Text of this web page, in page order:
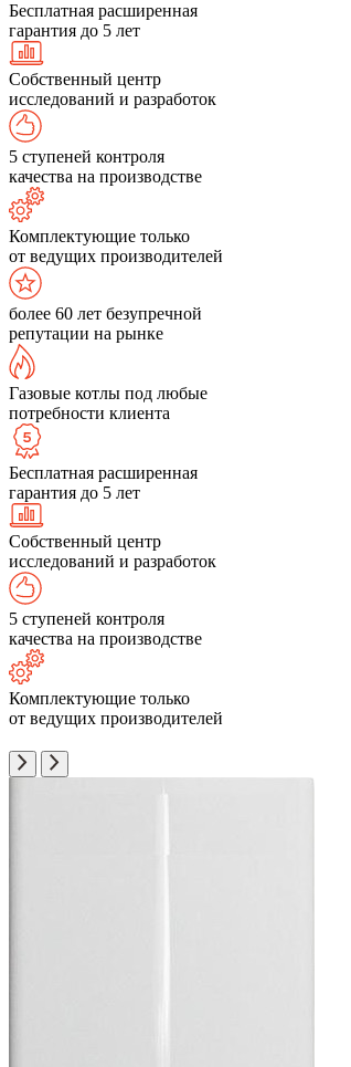
Бесплатная расширенная
гарантия до 5 лет
Собственный центр
исследований и разработок
5 ступеней контроля
качества на производстве
Комплектующие только
от ведущих производителей
более 60 лет безупречной
репутации на рынке
Газовые котлы под любые
потребности клиента
Бесплатная расширенная
гарантия до 5 лет
Собственный центр
исследований и разработок
5 ступеней контроля
качества на производстве
Комплектующие только
от ведущих производителей